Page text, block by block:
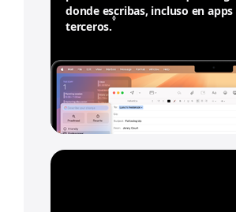
donde escribas, incluso en apps
terceros.
◊
n
s
u
l
t
r